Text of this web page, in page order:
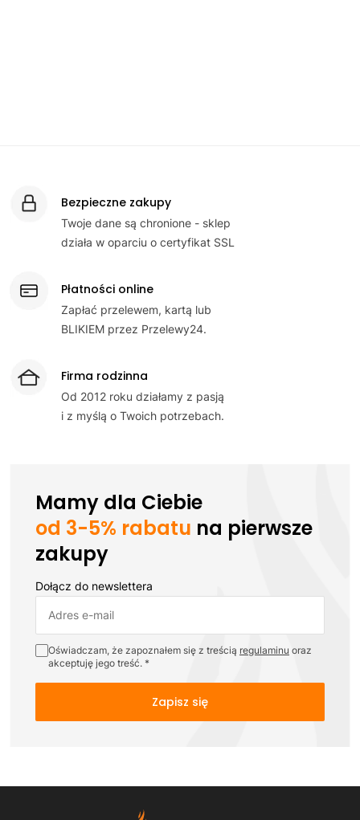
Bezpieczne zakupy
Twoje dane są chronione - sklep
działa w oparciu o certyfikat SSL
Płatności online
Zapłać przelewem, kartą lub
BLIKIEM przez Przelewy24.
Firma rodzinna
Od 2012 roku działamy z pasją
i z myślą o Twoich potrzebach.
Mamy dla Ciebie
od 3-5% rabatu na pierwsze
zakupy
Dołącz do newslettera
Adres e-mail
Oświadczam, że zapoznałem się z treścią regulaminu oraz
akceptuję jego treść. *
Zapisz się